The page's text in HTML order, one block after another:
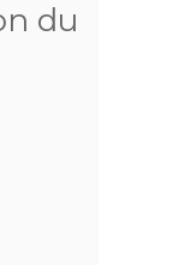
du